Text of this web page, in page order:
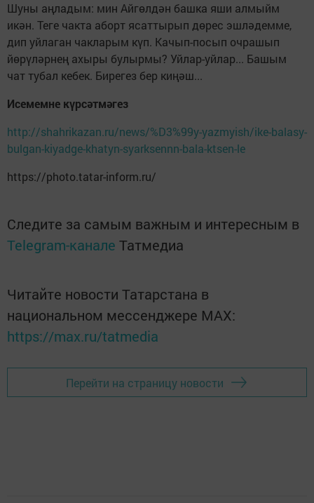
Шуны аңладым: мин Айгөлдән башка яши алмыйм
икән. Теге чакта аборт ясаттырып дөрес эшләдемме,
дип уйлаган чакларым күп. Качып-посып очрашып
йөрүләрнең ахыры булырмы? Уйлар-уйлар... Башым
чат тубал кебек. Бирегез бер киңәш...
Исемемне күрсәтмәгез
http://shahrikazan.ru/news/%D3%99y-yazmyish/ike-balasy-
bulgan-kiyadge-khatyn-syarksennn-bala-ktsen-le
https://photo.tatar-inform.ru/
Следите за самым важным и интересным в
Telegram-канале Татмедиа
Читайте новости Татарстана в
национальном мессенджере MАХ:
https://max.ru/tatmedia
Перейти на страницу новости